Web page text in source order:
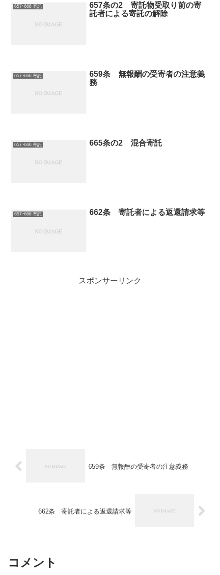
657~666 寄託
657条の2 寄託物受取り前の寄
託者による寄託の解除
657~666 寄託
659条 無報酬の受寄者の注意義
務
657~666 寄託 665条の2 混合寄託
657~666 寄託 662条 寄託者による返還請求等
スポンサーリンク
659条 無報酬の受寄者の注意義務
662条 寄託者による返還請求等
コメント